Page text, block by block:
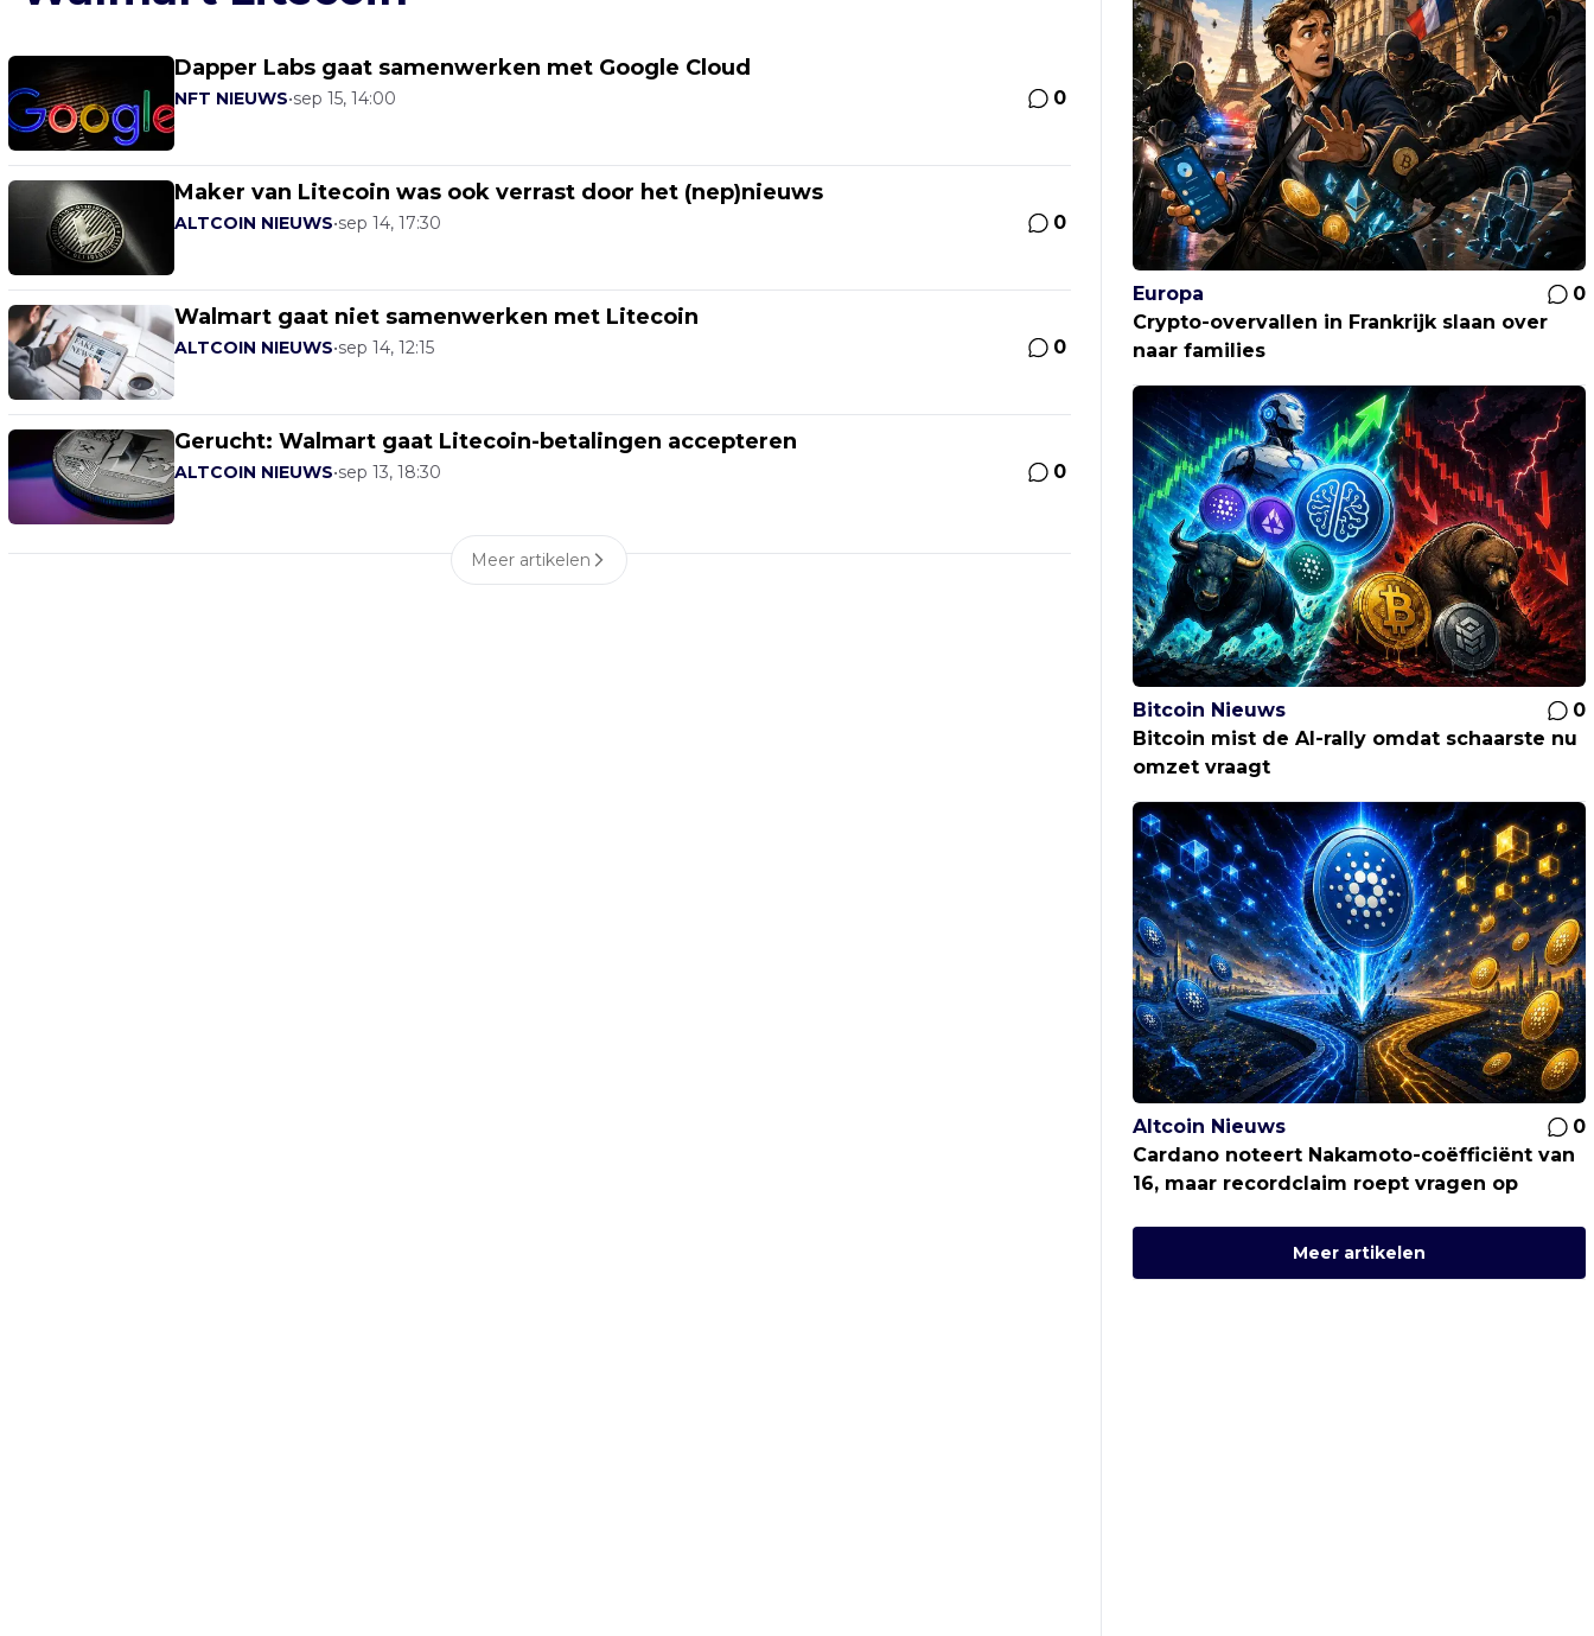
Dapper Labs gaat samenwerken met Google Cloud
NFT NIEUWS•sep 15, 14:00 0
Maker van Litecoin was ook verrast door het (nep)nieuws
ALTCOIN NIEUWS•sep 14, 17:30 0
Walmart gaat niet samenwerken met Litecoin
ALTCOIN NIEUWS•sep 14, 12:15 0
Gerucht: Walmart gaat Litecoin-betalingen accepteren
ALTCOIN NIEUWS•sep 13, 18:30 0
Meer artikelen
Europa
0
Crypto-overvallen in Frankrijk slaan over
naar families
Bitcoin Nieuws
0
Bitcoin mist de AI-rally omdat schaarste nu
omzet vraagt
Altcoin Nieuws
0
Cardano noteert Nakamoto-coëfficiënt van
16, maar recordclaim roept vragen op
Meer artikelen